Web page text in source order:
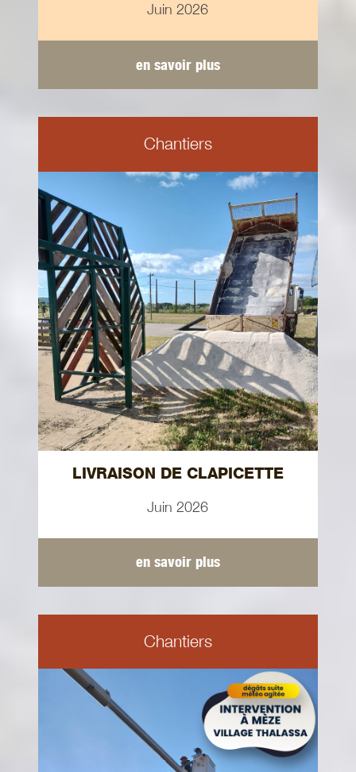
Juin 2026
en savoir plus
Chantiers
LIVRAISON DE CLAPICETTE
Juin 2026
en savoir plus
Chantiers